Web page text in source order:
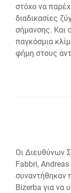
στόχο να
διαδικασίες
σήμανσης. Και
παγκόσμια
φήμη στους
Οι Διευθύνων
Fabbri,
συναντήθηκαν
Bizerba για να